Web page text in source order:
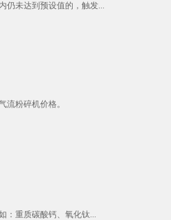
仍未达到预设值的，触发...
粉碎机价格。
：重质碳酸钙、氧化钛...